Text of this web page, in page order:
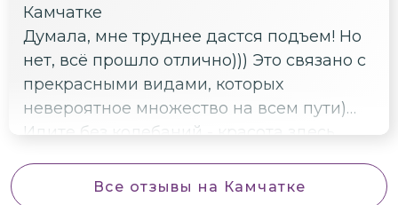
Камчатке
Думала, мне труднее дастся подъем! Но
нет, всё прошло отлично))) Это связано с
прекрасными видами, которых
невероятное множество на всем пути)
Идите без колебаний - красота здесь
Все отзывы на Камчатке